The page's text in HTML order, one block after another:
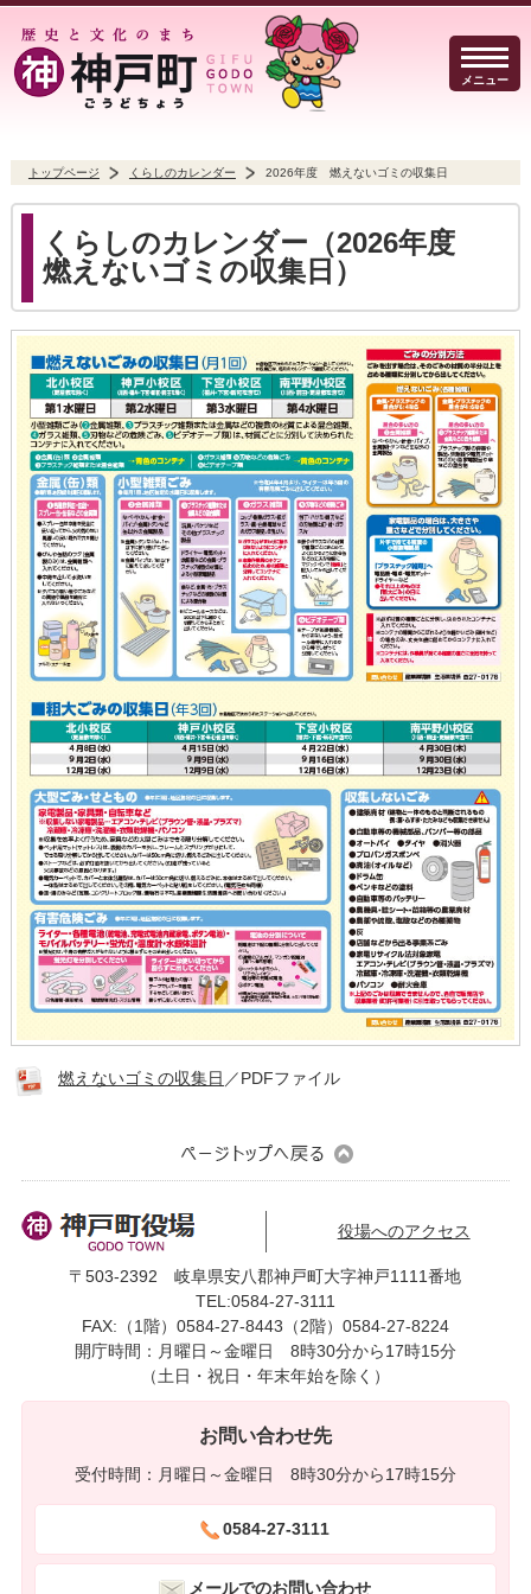
メニュー
暮らしのガイド イベント・観光 防犯・防災
事業者の方へ 行政 よくある質問
Select Language ▼
読み上げる
文字サイズ
0584-27-3111
トップページへ戻る
トップページ くらしのカレンダー 2026年度 燃えないゴミの収集日
くらしのカレンダー（2026年度
燃えないゴミの収集日）
燃えないゴミの収集日 ／PDFファイル
役場へのアクセス
〒503-2392 岐阜県安八郡神戸町大字神戸1111番地
TEL:0584-27-3111
FAX:（1階）0584-27-8443（2階）0584-27-8224
開庁時間：月曜日～金曜日 8時30分から17時15分
（土日・祝日・年末年始を除く）
お問い合わせ先
受付時間：月曜日～金曜日 8時30分から17時15分
0584-27-3111
メールでのお問い合わせ